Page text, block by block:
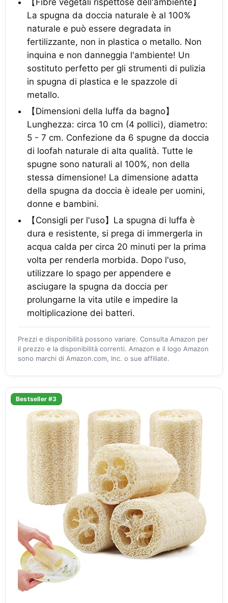
【Fibre vegetali rispettose dell'ambiente】
La spugna da doccia naturale è al 100%
naturale e può essere degradata in
fertilizzante, non in plastica o metallo. Non
inquina e non danneggia l'ambiente! Un
sostituto perfetto per gli strumenti di pulizia
in spugna di plastica e le spazzole di
metallo.
【Dimensioni della luffa da bagno】
Lunghezza: circa 10 cm (4 pollici), diametro:
5 - 7 cm. Confezione da 6 spugne da doccia
di loofah naturale di alta qualità. Tutte le
spugne sono naturali al 100%, non della
stessa dimensione! La dimensione adatta
della spugna da doccia è ideale per uomini,
donne e bambini.
【Consigli per l'uso】La spugna di luffa è
dura e resistente, si prega di immergerla in
acqua calda per circa 20 minuti per la prima
volta per renderla morbida. Dopo l'uso,
utilizzare lo spago per appendere e
asciugare la spugna da doccia per
prolungarne la vita utile e impedire la
moltiplicazione dei batteri.
Prezzi e disponibilità possono variare. Consulta Amazon per
il prezzo e la disponibilità correnti. Amazon e il logo Amazon
sono marchi di Amazon.com, Inc. o sue affiliate.
Bestseller #3